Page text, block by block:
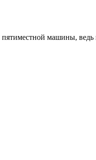
машины, ведь